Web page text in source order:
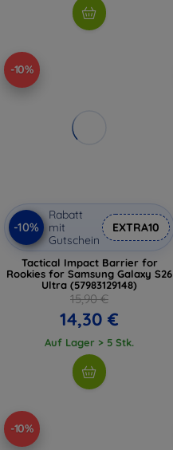
-10%
-10%
Rabatt
mit
Gutschein
EXTRA10
Tactical Impact Barrier for
Rookies for Samsung Galaxy S26
Ultra (57983129148)
15,90 €
14,30 €
Auf Lager > 5 Stk.
-10%